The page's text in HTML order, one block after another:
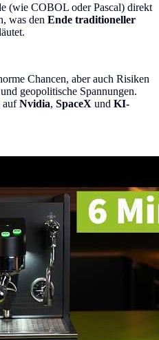
(wie COBOL oder Pascal) direkt
was den Ende traditioneller
Chancen, aber auch Risiken
geopolitische Spannungen.
aufNvidia, SpaceX und KI-